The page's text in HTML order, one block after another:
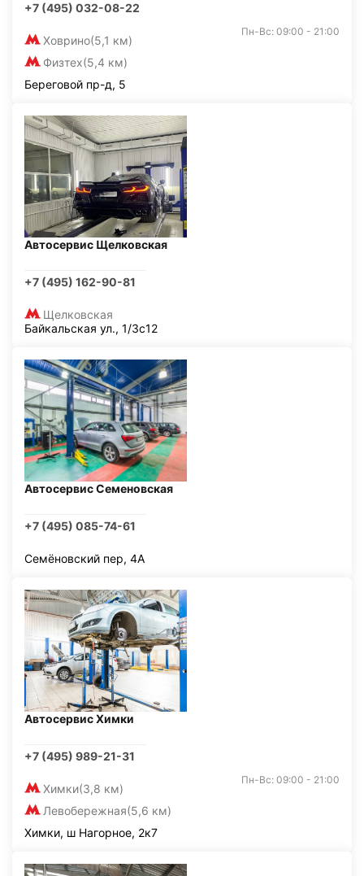
+7 (495) 032-08-22
Ховрино(5,1 км)
Физтех(5,4 км)
Пн-Вс: 09:00 - 21:00
Береговой пр-д, 5
Автосервис Щелковская
+7 (495) 162-90-81
Щелковская
Байкальская ул., 1/3с12
Автосервис Семеновская
+7 (495) 085-74-61
Семёновский пер, 4А
Автосервис Химки
+7 (495) 989-21-31
Химки(3,8 км)
Левобережная(5,6 км)
Пн-Вс: 09:00 - 21:00
Химки, ш Нагорное, 2к7